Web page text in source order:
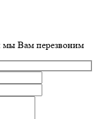
мы Вам перезвоним